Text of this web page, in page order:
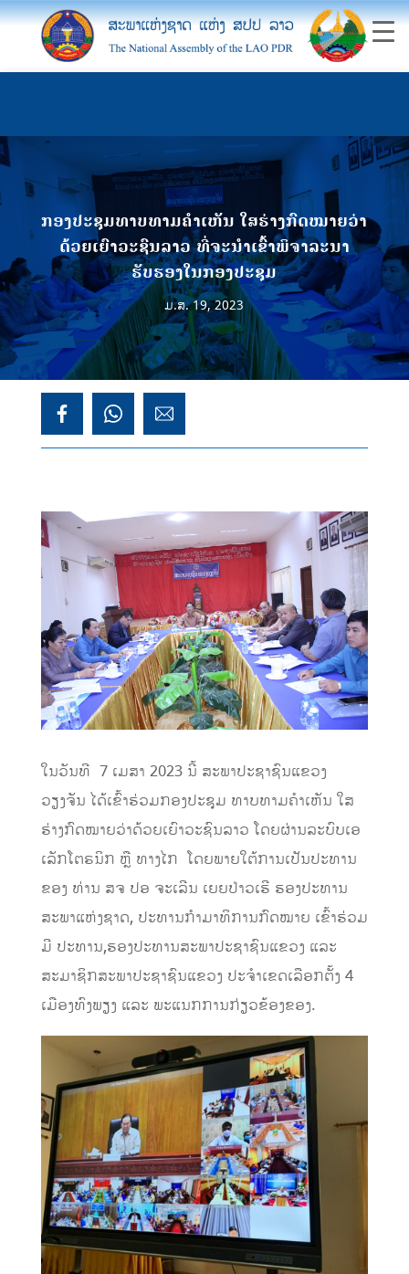
ກອງປະຊຸມທາບທາມຄໍາເຫັນ ໃສຮ່າງກົດໝາຍວ່າ
ດ້ວຍເຍົາວະຊົນລາວ ທີ່ຈະນໍາເຂົ້າພິຈາລະນາ
ຮັບຮອງໃນກອງປະຊຸມ
ມ.ສ. 19, 2023
ໃນວັນທີ 7 ເມສາ 2023 ນີ້ ສະພາປະຊາຊົນແຂວງ
ວຽງຈັນ ໄດ້ເຂົ້າຮ່ວມກອງປະຊຸມ ທາບທາມຄໍາເຫັນ ໃສ
ຮ່າງກົດໝາຍວ່າດ້ວຍເຍົາວະຊົນລາວ ໂດຍຜ່ານລະບົບເອ
ເລັກໂຕຣນິກ ຫຼື ທາງໄກ ໂດຍພາຍໃຕ້ການເປັນປະທານ
ຂອງ ທ່ານ ສຈ ປອ ຈະເລີນ ເຍຍປ່າວເຮີ ຮອງປະທານ
ສະພາແຫ່ງຊາດ, ປະທານກໍາມາທິການກົດໝາຍ ເຂົ້າຮ່ວມ
ມີ ປະທານ,ຮອງປະທານສະພາປະຊາຊົນແຂວງ ແລະ
ສະມາຊິກສະພາປະຊາຊົນແຂວງ ປະຈໍາເຂດເລືອກຕັ້ງ 4
ເມືອງທົງພຽງ ແລະ ພະແນກການກ່ຽວຂ້ອງຂອງ.